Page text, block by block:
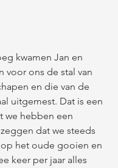
kwamen Jan en
voor ons de stal van
en die van de
uitgemest. Dat is een
we hebben een
dat we steeds
het oude gooien en
keer per jaar alles